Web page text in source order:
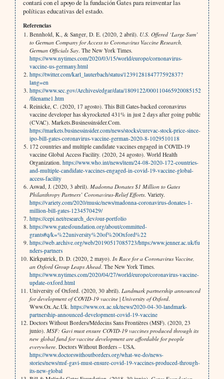
contará con el apoyo de la fundación Gates para reinventar las
políticas educativas del estado.
Referencias
Bennhold, K., & Sanger, D. E. (2020, 2 abril). U.S. Offered ‘Large Sum’
to German Company for Access to Coronavirus Vaccine Research,
German Officials Say. The New York Times.
https://www.nytimes.com/2020/03/15/world/europe/cornonavirus-
vaccine-us-germany.html
https://twitter.com/karl_lauterbach/status/1239128184777592837?
lang=en
https://www.sec.gov/Archives/edgar/data/1809122/000110465920085152
/filename1.htm
Reinicke, C. (2020, 17 agosto). This Bill Gates-backed coronavirus
vaccine developer has skyrocketed 431% in just 2 days after going public
(CVAC). Markets.Businessinsider.Com.
https://markets.businessinsider.com/news/stocks/curevac-stock-price-since-
ipo-bill-gates-coronavirus-vaccine-german-2020-8-1029510118
172 countries and multiple candidate vaccines engaged in COVID-19
vaccine Global Access Facility. (2020, 24 agosto). World Health
Organization. https://www.who.int/news/item/24-08-2020-172-countries-
and-multiple-candidate-vaccines-engaged-in-covid-19-vaccine-global-
access-facility
Aswad, J. (2020, 3 abril). Madonna Donates $1 Million to Gates
Philanthropy Partners’ Coronavirus-Relief Efforts. Variety.
https://variety.com/2020/music/news/madonna-coronavirus-donates-1-
million-bill-gates-1234570429/
https://cepi.net/research_dev/our-portfolio
https://www.gatesfoundation.org/about/committed-
grants#q/k=%22university%20of%20Oxford%22
https://web.archive.org/web/20190517085723/https:/www.jenner.ac.uk/fu
nders-partners
Kirkpatrick, D. D. (2020, 2 mayo). In Race for a Coronavirus Vaccine,
an Oxford Group Leaps Ahead. The New York Times.
https://www.nytimes.com/2020/04/27/world/europe/coronavirus-vaccine-
update-oxford.html
University of Oxford. (2020, 30 abril). Landmark partnership announced
for development of COVID-19 vaccine| University of Oxford.
Www.Ox.Ac.Uk. https://www.ox.ac.uk/news/2020-04-30-landmark-
partnership-announced-development-covid-19-vaccine
Doctors Without Borders/Médecins Sans Frontières (MSF). (2020, 23
junio). MSF: Gavi must ensure COVID-19 vaccines produced through its
new global fund for vaccine development are affordable for people
everywhere. Doctors Without Borders – USA.
https://www.doctorswithoutborders.org/what-we-do/news-
stories/news/msf-gavi-must-ensure-covid-19-vaccines-produced-through-
its-new-global